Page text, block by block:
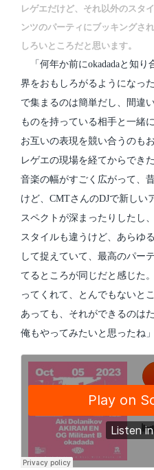
レゲエだけど、それ以外のスタ
ンツのパーティにブッキングさ
しろいところだと思います。
「何年か前にokadadaと知り
界をおもしろがるようになっ
で集まるのは簡単だし、間違
ものを持っている相手と一緒
お互いの表現を競い合うのも
レゲエの現場を経てからでき
音楽の幅がすごく広がって、
けど、CMTさんのDJで新しい
スペクトが深まったりしたし
スタイルも違うけど、あらゆ
して捉えていて、最高のパー
てるところが同じだと感じた
ってくれて、とんでもないと
あっても、それができるのは
俺もやってみたいと思ったね」